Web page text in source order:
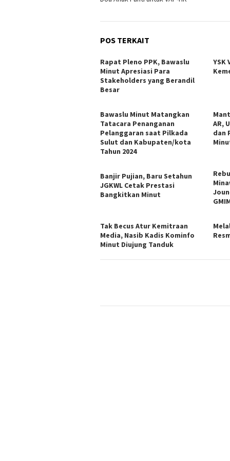
pos
POS TERKAIT
Rapat Pleno PPK, Bawaslu
Minut Apresiasi Para
Stakeholders yang Berandil
Besar
YSK
Bawaslu Minut Matangkan
Tatacara Penanganan
Pelanggaran saat Pilkada
Sulut dan Kabupaten/kota
Tahun 2024
AR,
dan
Banjir Pujian, Baru Setahun
JGKWL Cetak Prestasi
Bangkitkan Minut
Tak Becus Atur Kemitraan
Media, Nasib Kadis Kominfo
Minut Diujung Tanduk